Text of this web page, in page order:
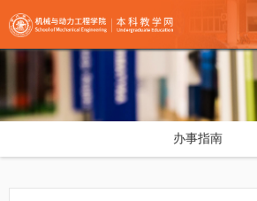
办事指南